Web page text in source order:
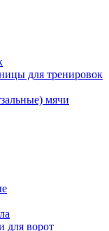
для тренировок
мячи
для ворот